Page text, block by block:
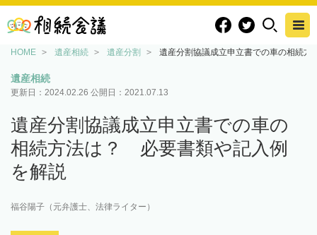
HOME 遺産相続 遺産分割 遺産分割協議成立申立書での車の相続
遺産相続
更新日： 2024.02.26 公開日： 2021.07.13
遺産分割協議成立申立書での車の
相続方法は？ 必要書類や記入例
を解説
福谷陽子（元弁護士、法律ライター）